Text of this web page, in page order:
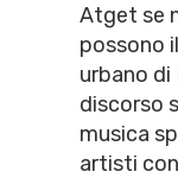
Atget se
possono
urbano
discorso
musica
artisti